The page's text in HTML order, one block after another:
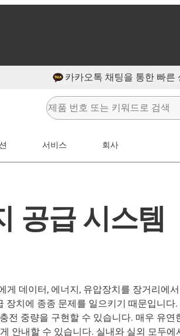
카카오톡 채팅을 통한 빠른
서비스 회사
공급 시스템
데이터, 에너지, 유압장치를 장거리
치에 종종 문제를 일으키기 때문입니
중량을 구현할 수 있습니다. 매우 유
안내할 수 있습니다. 실내와 실외 모두